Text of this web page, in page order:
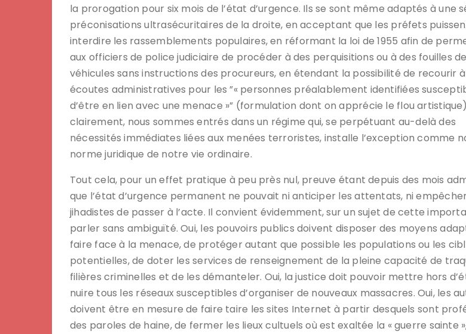
la prorogation pour six mois de l’état d’urgence. Ils se sont même adaptés à une
préconisations ultrasécuritaires de la droite, en acceptant que les préfets
interdire les rassemblements populaires, en réformant la loi de 1955 afin de
aux officiers de police judiciaire de procéder à des perquisitions ou à des fouilles de
véhicules sans instructions des procureurs, en étendant la possibilité de recourir
écoutes administratives pour les ”« personnes préalablement identifiées
d’être en lien avec une menace »” (formulation dont on apprécie le flou
clairement, nous sommes entrés dans un régime qui, se perpétuant au-delà des
nécessités immédiates liées aux menées terroristes, installe l’exception comme
norme juridique de notre vie ordinaire.
Tout cela, pour un effet pratique à peu près nul, preuve étant depuis des mois
que l’état d’urgence permanent ne pouvait ni anticiper les attentats, ni
jihadistes de passer à l’acte. Il convient évidemment, sur un sujet de cette
parler sans ambiguïté. Oui, les pouvoirs publics doivent disposer des moyens
faire face à la menace, de protéger autant que possible les populations ou les
potentielles, de doter les services de renseignement de la pleine capacité de
filières criminelles et de les démanteler. Oui, la justice doit pouvoir mettre hors
nuire tous les réseaux susceptibles d’organiser de nouveaux massacres. Oui, les
doivent être en mesure de faire taire les sites Internet à partir desquels sont
des paroles de haine, de fermer les lieux cultuels où est exaltée la « guerre sainte